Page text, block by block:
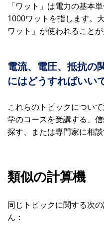
「ワット」は電力の基本
1000ワットを指します。
ワット」が使われることが
電流、電圧、抵抗の
にはどうすればいい
これらのトピックについ
学のコースを受講する、
探す、または専門家に相談
類似の計算機
同じトピックに関する次
ん：